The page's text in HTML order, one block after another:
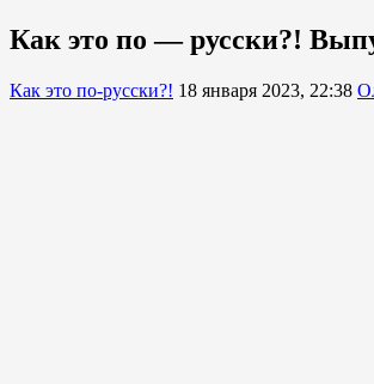
Как это по — русски?!
Как это по-русски?! 18 января 2023, 22:38